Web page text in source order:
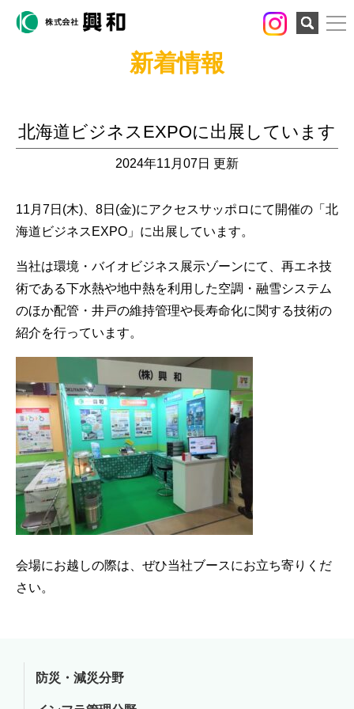
新着情報
北海道ビジネスEXPOに出展しています
2024年11月07日 更新
11月7日(木)、8日(金)にアクセスサッポロにて開催の「北
海道ビジネスEXPO」に出展しています。
当社は環境・バイオビジネス展示ゾーンにて、再エネ技
術である下水熱や地中熱を利用した空調・融雪システム
のほか配管・井戸の維持管理や長寿命化に関する技術の
紹介を行っています。
会場にお越しの際は、ぜひ当社ブースにお立ち寄りくだ
さい。
防災・減災分野